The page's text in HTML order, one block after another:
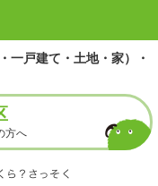
一戸建て・土地・家）・
方へ